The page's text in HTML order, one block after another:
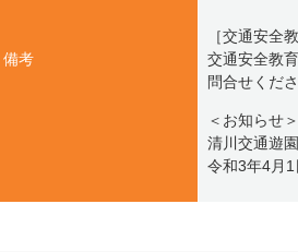
備考
［交通安全教
交通安全教
問合せくださ
＜お知らせ＞
清川交通遊
令和3年4月1